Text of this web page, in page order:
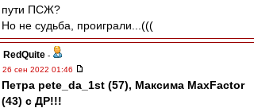
пути ПСЖ?
Но не судьба, проиграли...(((
RedQuite -
26 сен 2022 01:46
Петра pete_da_1st (57), Максима MaxFactor
(43) с ДР!!!